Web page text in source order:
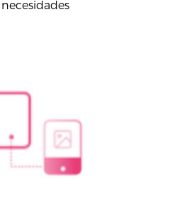
necesidades